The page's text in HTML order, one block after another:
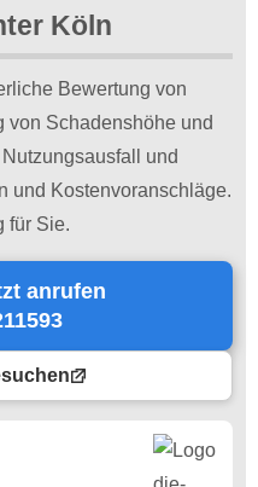
Köln
Bewertung von
von Schadenshöhe und
und
und Kostenvoranschläge.
für Sie.
anrufen